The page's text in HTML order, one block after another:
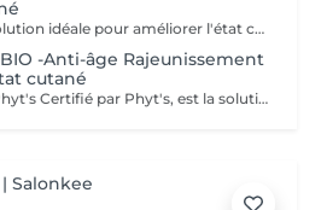
Peeling Certifié, est la solution idéale pour améliorer l'état cutané et lutter efficacement contre les signes du vieillissement. Ce soin avancé associe la puissance des ingrédients naturels à la rigueur des produits biologiques pour offrir des résultats visibles et durables. Certification BIO : Profitez de produits certifiés bio, garantissant une formulation respectueuse de votre peau et de l'environnement, tout en vous assurant une qualité irréprochable. Ingrédients naturels : Enrichi en actifs naturels, ce peeling favorise le renouvellement cellulaire, affine le grain de peau et améliore la texture cutanée pour un teint plus uniforme et éclatant. Ampoules individuelles : Chaque soin est conditionné en ampoules individuelles pour garantir une hygiène optimale, une fraîcheur parfaite à chaque application, et une précision dans l'utilisation des doses. Esthéticiennes Lisete Marie Francesca Mirza Déborah Une routine régulière de soins contribue à maintenir l'élasticité, la fermeté et l'éclat de votre peau, tout en prévenant les signes du vieillissement prématuré. Chaque soin que vous apportez à votre peau est un pas vers une beauté durable et naturellement rajeunie. Offrez à votre peau le meilleur de la nature avec le Peeling et découvrez une peau revitalisée et éclatante !
BIO -Anti-âge Rajeunissement
cutané
Peeling Chimique BIO Phyt's Certifié par Phyt's, est la solution idéale pour améliorer l'état cutané et lutter efficacement contre les signes du vieillissement. Ce soin avancé associe la puissance des ingrédients naturels à la rigueur des produits biologiques pour offrir des résultats visibles et durables. Certification BIO : Profitez de produits certifiés bio, garantissant une formulation respectueuse de votre peau et de l'environnement, tout en vous assurant une qualité irréprochable. Ingrédients naturels : Enrichi en actifs naturels, ce peeling favorise le renouvellement cellulaire, affine le grain de peau et améliore la texture cutanée pour un teint plus uniforme et éclatant. Ampoules individuelles : Chaque soin est conditionné en ampoules individuelles pour garantir une hygiène optimale, une fraîcheur parfaite à chaque application, et une précision dans l'utilisation des doses. Estheticiene Fatima Lisete Marie Francesca Mirza Déborah Une routine régulière de soins contribue à maintenir l'élasticité, la fermeté et l'éclat de votre peau, tout en prévenant les signes du vieillissement prématuré. Chaque soin que vous apportez à votre peau est un pas vers une beauté durable et naturellement rajeunie. Offrez à votre peau le meilleur de la nature avec le Peeling Chimique BIO Phyt's et découvrez une peau revitalisée et éclatante !